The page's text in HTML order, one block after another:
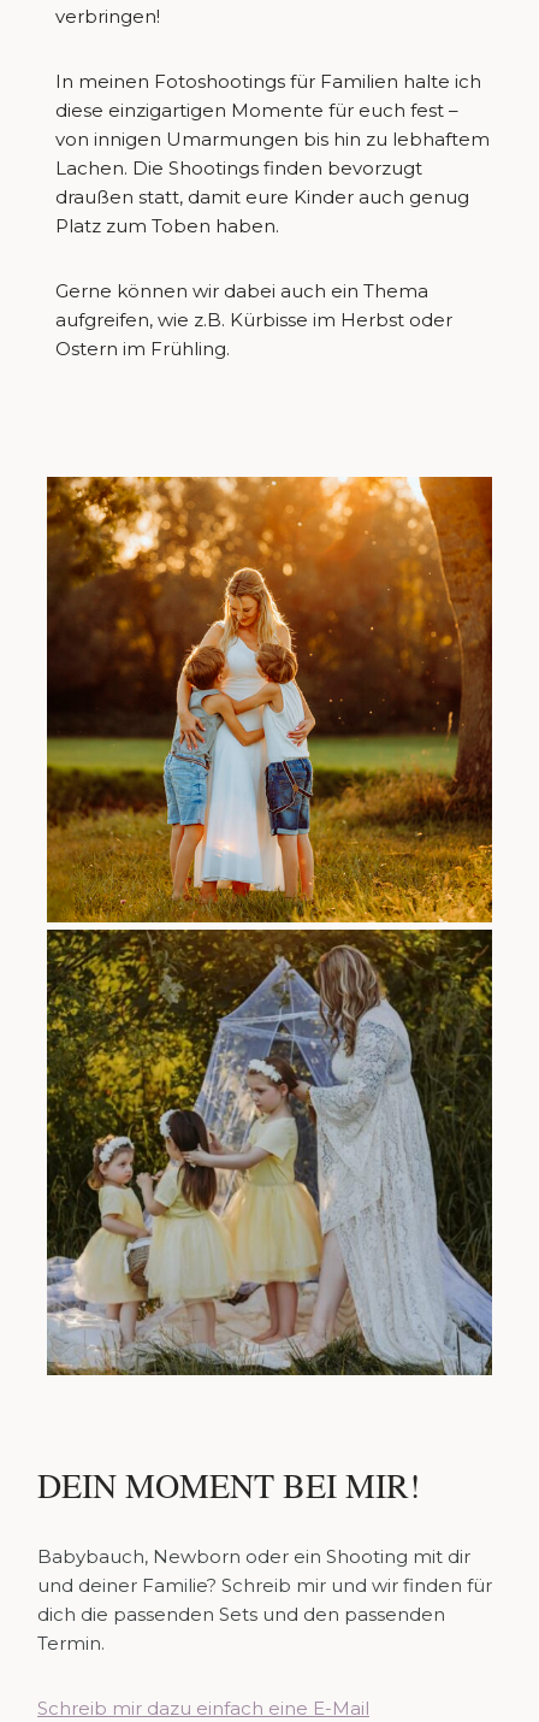
verbringen!
In meinen Fotoshootings für Familien halte ich
diese einzigartigen Momente für euch fest –
von innigen Umarmungen bis hin zu lebhaftem
Lachen. Die Shootings finden bevorzugt
draußen statt, damit eure Kinder auch genug
Platz zum Toben haben.
Gerne können wir dabei auch ein Thema
aufgreifen, wie z.B. Kürbisse im Herbst oder
Ostern im Frühling.
DEIN MOMENT BEI MIR!
Babybauch, Newborn oder ein Shooting mit dir
und deiner Familie? Schreib mir und wir finden für
dich die passenden Sets und den passenden
Termin.
Schreib mir dazu einfach eine E-Mail